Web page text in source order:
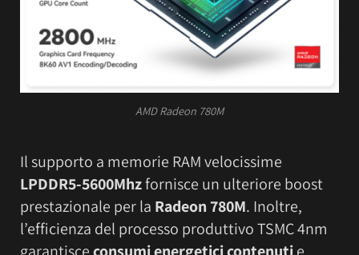
AMD Radeon 780M
Il supporto a memorie RAM velocissime
LPDDR5-5600Mhzfornisce un ulteriore boost
prestazionale per la Radeon 780M. Inoltre,
l’efficienza del processo produttivo TSMC 4nm